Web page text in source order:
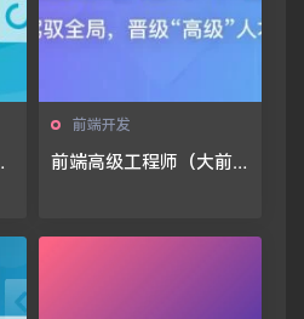
前端开发
前端高级工程师（大前